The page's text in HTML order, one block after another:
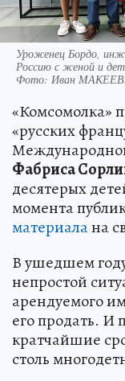
Уроженец Бордо,
Россию с женой и
Фото: Иван МАКЕЕВ.
«Комсомолка»
«русских
Фабриса
десятерых
момента
материалана
В ушедшем
непростой
арендуемого
его продать. И
кратчайшие
столь